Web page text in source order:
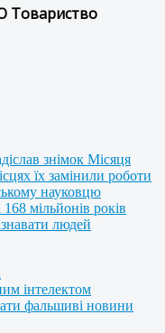
Товариство
знімок Місяця
їх замінили роботи
науковцю
мільйонів років
людей
інтелектом
фальшиві новини